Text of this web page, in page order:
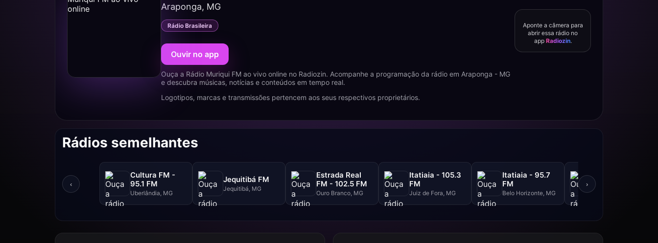
Araponga, MG
Rádio Brasileira
Ouvir no app
Ouça a Rádio Muriqui FM ao vivo online no Radiozin. Acompanhe a programação da rádio em Araponga - MG
e descubra músicas, notícias e conteúdos em tempo real.
Logotipos, marcas e transmissões pertencem aos seus respectivos proprietários.
Aponte a câmera para
abrir essa rádio no
app Radiozin.
Rádios semelhantes
‹
Cultura FM -
95.1 FM
Uberlândia, MG
Jequitibá FM
Jequitibá, MG
Estrada Real
FM - 102.5 FM
Ouro Branco, MG
Itatiaia - 105.3
FM
Juiz de Fora, MG
Itatiaia - 95.7
FM
Belo Horizonte, MG
AM
›